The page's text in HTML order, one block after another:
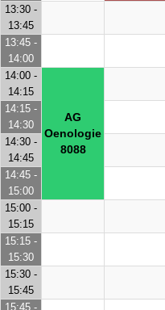
13:30 -
13:45
13:45 -
14:00
14:00 -
14:15
AG
Oenologie
8088
14:15 -
14:30
14:30 -
14:45
14:45 -
15:00
15:00 -
15:15
15:15 -
15:30
15:30 -
15:45
15:45 -